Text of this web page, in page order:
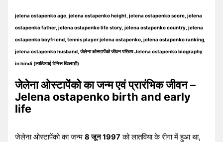
jelena ostapenko age, jelena ostapenko height, jelena ostapenko score, jelena
ostapenko father, jelena ostapenko life story, jelena ostapenko country, jelena
ostapenko boyfriend, tennis player jelena ostapenko, jelena ostapenko ranking,
jelena ostapenko husband, जेलेना ओस्टापेंको जीवन परिचय Jelena ostapenko biography
in hindi (लात्वियाई टेनिस खिलाड़ी)
जेलेना ओस्टापेंको का जन्म एवं प्रारंभिक जीवन –
Jelena ostapenko birth and early
life
जेलेना ओस्टापेंको का जन्म8 जून 1997 को लातविया के रीगा में हुआ था,